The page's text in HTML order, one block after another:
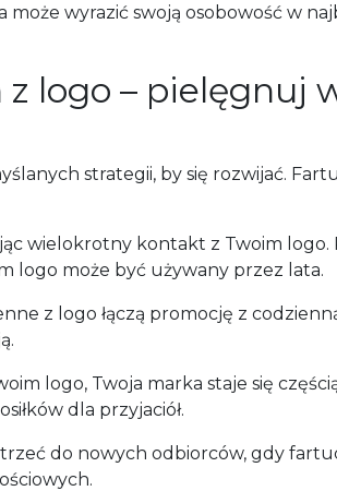
wyrazić swoją osobowość w
logo – pielęgnuj
strategii, by się rozwijać.
wielokrotny kontakt z Twoim logo.
logo może być używany przez lata.
z logo łączą promocję z
logo, Twoja marka staje się
dla przyjaciół.
do nowych odbiorców, gdy